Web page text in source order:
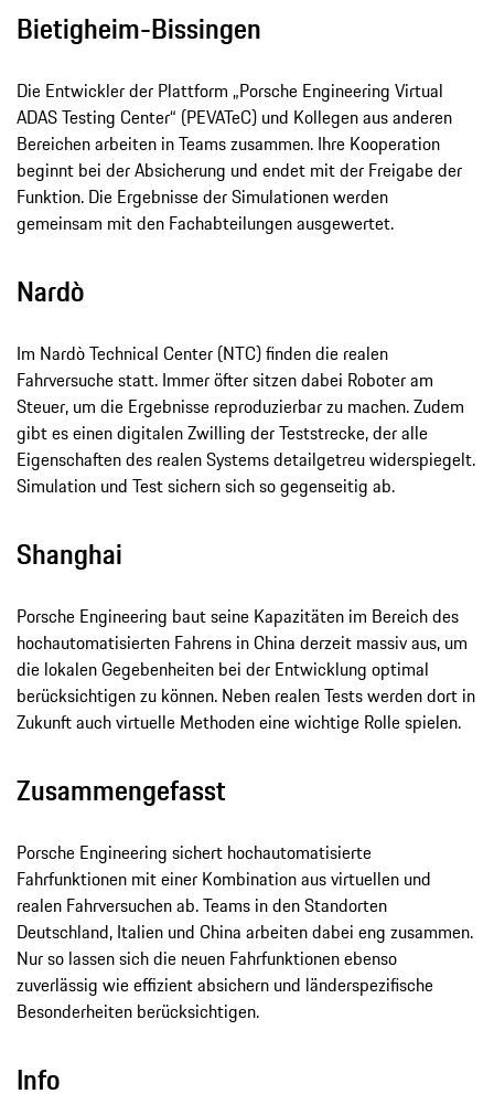
Bietigheim-Bissingen
Die Entwickler der Plattform „Porsche Engineering Virtual
ADAS Testing Center“ (PEVATeC) und Kollegen aus anderen
Bereichen arbeiten in Teams zusammen. Ihre Kooperation
beginnt bei der Absicherung und endet mit der Freigabe der
Funktion. Die Ergebnisse der Simulationen werden
gemeinsam mit den Fachabteilungen ausgewertet.
Nardò
Im Nardò Technical Center (NTC) finden die realen
Fahrversuche statt. Immer öfter sitzen dabei Roboter am
Steuer, um die Ergebnisse reproduzierbar zu machen. Zudem
gibt es einen digitalen Zwilling der Teststrecke, der alle
Eigenschaften des realen Systems detailgetreu widerspiegelt.
Simulation und Test sichern sich so gegenseitig ab.
Shanghai
Porsche Engineering baut seine Kapazitäten im Bereich des
hochautomatisierten Fahrens in China derzeit massiv aus, um
die lokalen Gegebenheiten bei der Entwicklung optimal
berücksichtigen zu können. Neben realen Tests werden dort in
Zukunft auch virtuelle Methoden eine wichtige Rolle spielen.
Zusammengefasst
Porsche Engineering sichert hochautomatisierte
Fahrfunktionen mit einer Kombination aus virtuellen und
realen Fahrversuchen ab. Teams in den Standorten
Deutschland, Italien und China arbeiten dabei eng zusammen.
Nur so lassen sich die neuen Fahrfunktionen ebenso
zuverlässig wie effizient absichern und länderspezifische
Besonderheiten berücksichtigen.
Info